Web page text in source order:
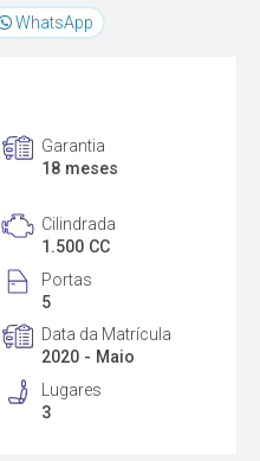
WhatsApp
Garantia
18 meses
Cilindrada
1.500 CC
Portas
5
Data da Matrícula
2020 - Maio
Lugares
3